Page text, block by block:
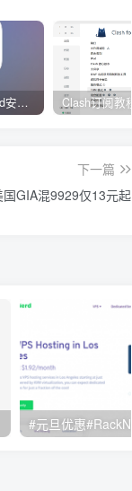
Clash for android安卓客户端保姆级新手使用教程
下一篇
国GIA混9929仅13元起